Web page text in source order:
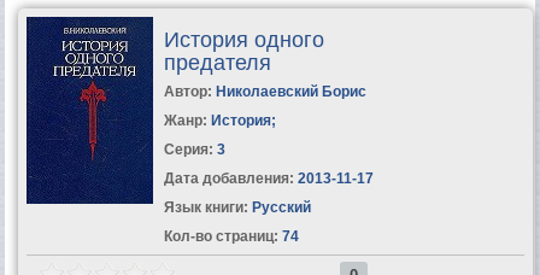
История одного
предателя
Автор: Николаевский Борис
Жанр: История;
Серия: 3
Дата добавления: 2013-11-17
Язык книги: Русский
Кол-во страниц: 74